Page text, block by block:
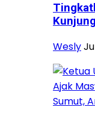
Wesly